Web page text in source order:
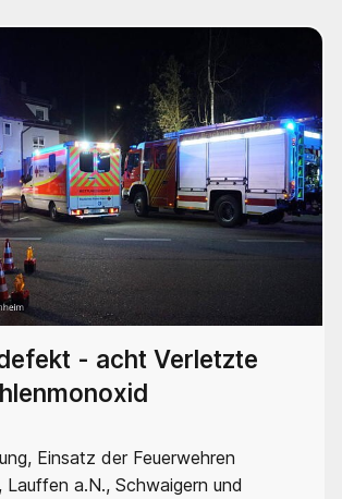
- acht Verletzte
Einsatz der Feuerwehren
Lauffen a.N., Schwaigern und